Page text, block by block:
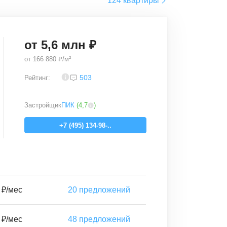
от 5,6 млн ₽
от 166 880 ₽/м²
Рейтинг: 503
ЗастройщикПИК (4,7 )
+7 (495) 134-98-..
₽/мес 20 предложений
₽/мес 48 предложений